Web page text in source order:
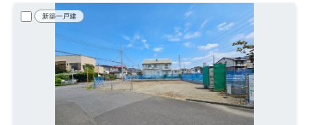
新築一戸建